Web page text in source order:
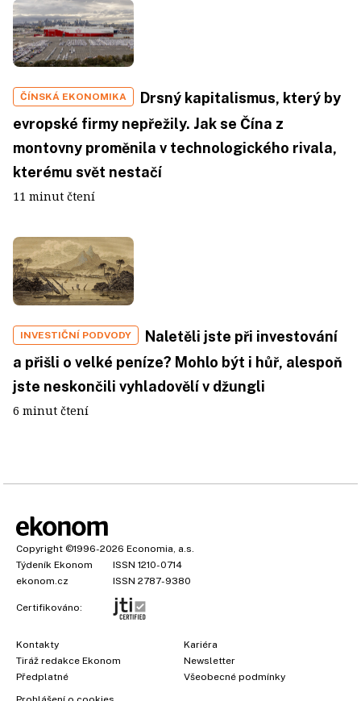
ČÍNSKÁ EKONOMIKA
Drsný kapitalismus, který by
evropské firmy nepřežily. Jak se Čína z
montovny proměnila v technologického rivala,
kterému svět nestačí
11 minut čtení
INVESTIČNÍ PODVODY
Naletěli jste při investování
a přišli o velké peníze? Mohlo být i hůř, alespoň
jste neskončili vyhladovělí v džungli
6 minut čtení
Copyright ©1996-2026 Economia, a.s.
Týdeník Ekonom
ISSN 1210-0714
ekonom.cz
ISSN 2787-9380
Certifikováno:
Kontakty
Tiráž redakce Ekonom
Předplatné
Kariéra
Newsletter
Všeobecné podmínky